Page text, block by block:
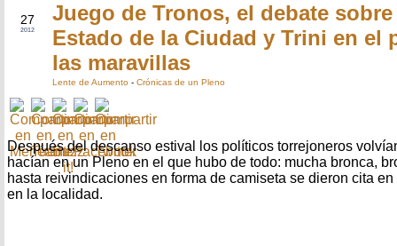
27
2012
Juego de Tronos, el debate sobre
Estado de la Ciudad y Trini en el
las maravillas
Lente de Aumento - Crónicas de un Pleno
Después del descanso estival los políticos torrejoneros
hacían en un Pleno en el que hubo de todo: mucha bronca,
hasta reivindicaciones en forma de camiseta se dieron cita
en la localidad.